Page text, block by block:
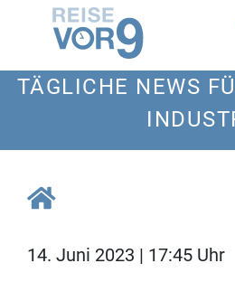
TÄGLICHE NEWS
14. Juni 2023 | 17:45 Uhr